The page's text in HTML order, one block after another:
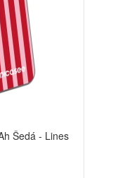
Šedá - Lines